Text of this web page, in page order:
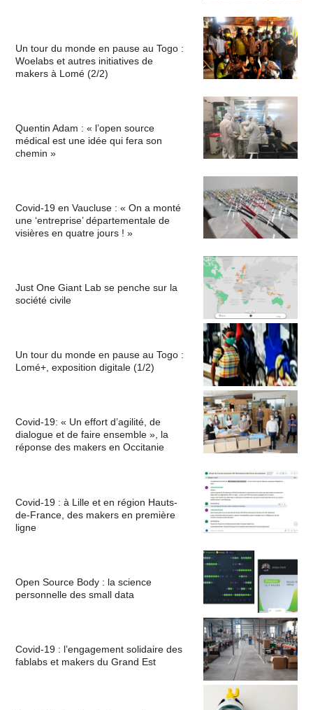
Un tour du monde en pause au Togo :
Woelabs et autres initiatives de
makers à Lomé (2/2)
Quentin Adam : « l’open source
médical est une idée qui fera son
chemin »
Covid-19 en Vaucluse : « On a monté
une ‘entreprise’ départementale de
visières en quatre jours ! »
Just One Giant Lab se penche sur la
société civile
Un tour du monde en pause au Togo :
Lomé+, exposition digitale (1/2)
Covid-19: « Un effort d’agilité, de
dialogue et de faire ensemble », la
réponse des makers en Occitanie
Covid-19 : à Lille et en région Hauts-
de-France, des makers en première
ligne
Open Source Body : la science
personnelle des small data
Covid-19 : l’engagement solidaire des
fablabs et makers du Grand Est